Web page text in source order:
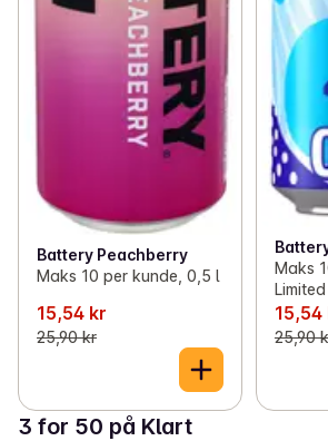
Battery Peachberry
Maks 10 per kunde, 0,5 l
15,54 kr
25,90 kr
Maks
15,54
25,90
3 for 50 på Klart